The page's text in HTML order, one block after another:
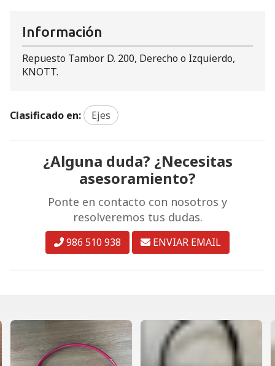
Información
Repuesto Tambor D. 200, Derecho o Izquierdo,
KNOTT.
Clasificado en: Ejes
¿Alguna duda? ¿Necesitas
asesoramiento?
Ponte en contacto con nosotros y
resolveremos tus dudas.
986 510 938 ENVIAR EMAIL